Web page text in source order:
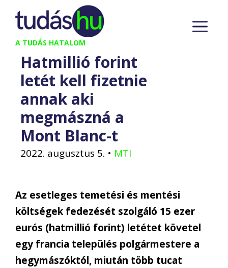
Kilépés
tartalomba
A TUDÁS HATALOM
Hatmillió forint
letét kell fizetnie
annak aki
megmászná a
Mont Blanc-t
2022. augusztus 5. • MTI
Az esetleges temetési és mentési
költségek fedezését szolgáló 15 ezer
eurós (hatmillió forint) letétet követel
egy francia település polgármestere a
hegymászóktól, miután több tucat